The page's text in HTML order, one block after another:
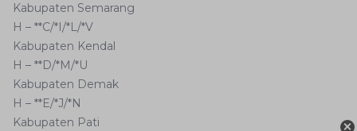
Kabupaten Semarang
H – **C/*I/*L/*V
Kabupaten Kendal
H – **D/*M/*U
Kabupaten Demak
H – **E/*J/*N
Kabupaten Pati